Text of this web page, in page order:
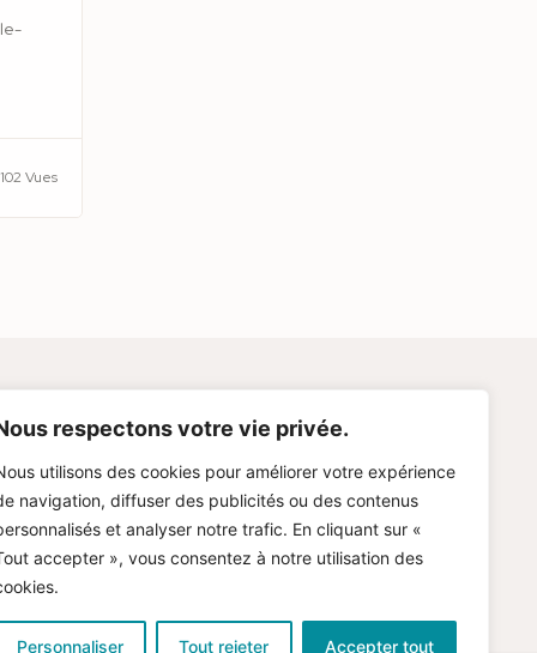
respectons votre vie privée.
utilisons des cookies pour améliorer votre expérience
navigation, diffuser des publicités ou des contenus
et analyser notre trafic. En cliquant sur «
accepter », vous consentez à notre utilisation des
Personnaliser Tout rejeter Accepter tout
Vues
Légales
Immobilière Gratuite